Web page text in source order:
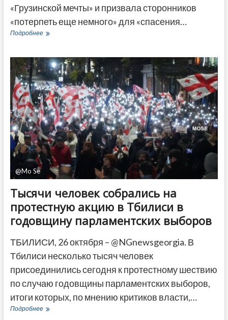
«Грузинской мечты» и призвала сторонников
«потерпеть еще немного» для «спасения…
ПодробнееЗурабишвили
«сочтенных
днях
режима»
и
призвала
«потерпеть
ради
спасения
страны»
@Mo Se
Тысячи человек собрались на
протестную акцию в Тбилиси в
годовщину парламентских выборов
ТБИЛИСИ, 26 октября – @NGnewsgeorgia. В
Тбилиси несколько тысяч человек
присоединились сегодня к протестному шествию
по случаю годовщины парламентских выборов,
итоги которых, по мнению критиков власти,…
ПодробнееТысячи